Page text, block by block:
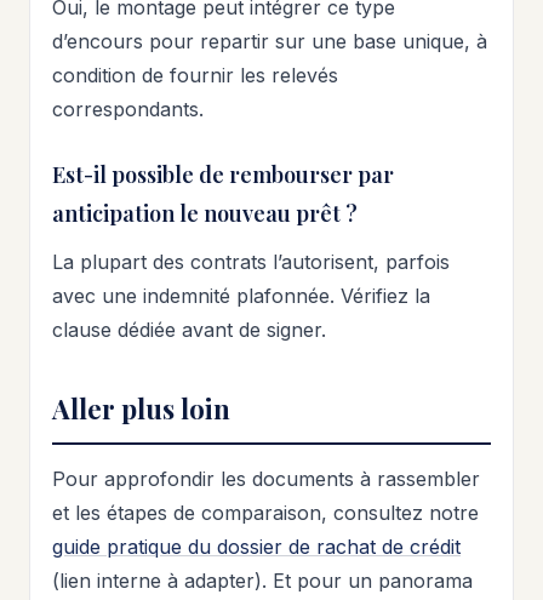
Oui, le montage peut intégrer ce type
d’encours pour repartir sur une base unique, à
condition de fournir les relevés
correspondants.
Est-il possible de rembourser par
anticipation le nouveau prêt ?
La plupart des contrats l’autorisent, parfois
avec une indemnité plafonnée. Vérifiez la
clause dédiée avant de signer.
Aller plus loin
Pour approfondir les documents à rassembler
et les étapes de comparaison, consultez notre
guide pratique du dossier de rachat de crédit
(lien interne à adapter). Et pour un panorama